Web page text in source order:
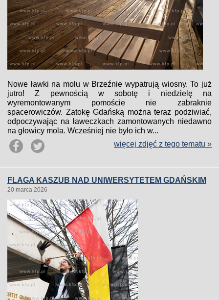
Nowe ławki na molu w Brzeźnie wypatrują wiosny. To już
jutro! Z pewnością w sobotę i niedzielę na
wyremontowanym pomoście nie zabraknie
spacerowiczów. Zatokę Gdańską można teraz podziwiać,
odpoczywając na ławeczkach zamontowanych niedawno
na głowicy mola. Wcześniej nie było ich w...
więcej zdjęć z tego tematu »
FLAGA KASZUB NAD UNIWERSYTETEM GDAŃSKIM
20 marca 2026